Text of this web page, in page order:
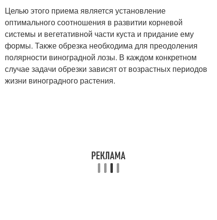
Целью этого приема является установление
оптимального соотношения в развитии корневой
системы и вегетативной части куста и придание ему
формы. Также обрезка необходима для преодоления
полярности виноградной лозы. В каждом конкретном
случае задачи обрезки зависят от возрастных периодов
жизни виноградного растения.